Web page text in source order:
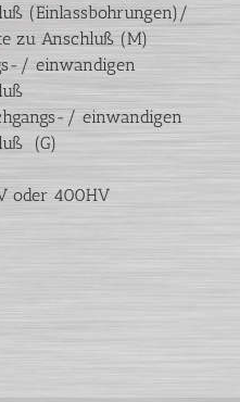
(Einlassbohrungen)/
zu Anschluß (M)
einwandigen
einwandigen
(G)
oder 400HV